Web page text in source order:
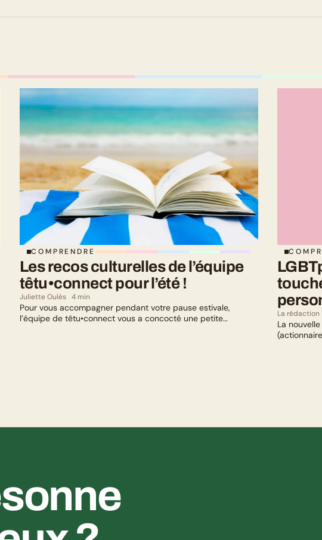
COMPRENDRE
Les recos culturelles de l’équipe
têtu•connect pour l’été !
Juliette Oulès 4 min
Pour vous accompagner pendant votre pause estivale,
l’équipe de têtu•connect vous a concocté une petite
La rédaction
La